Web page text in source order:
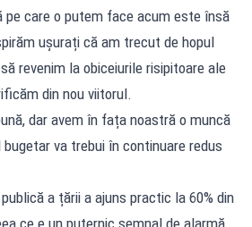
pe care o putem face acum este însă
ușurați că am trecut de hopul
revenim la obiceiurile risipitoare ale
din nou viitorul.
dar avem în fața noastră o muncă
va trebui în continuare redus
a țării a ajuns practic la 60% din
ce e un puternic semnal de alarmă.